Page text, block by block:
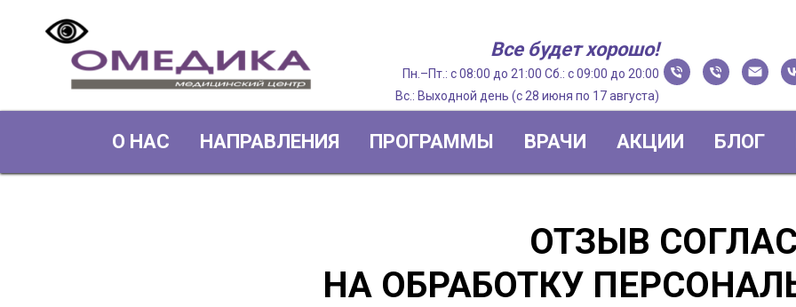
Все будет хорошо!
Пн.–Пт.: с 08:00 до 21:00 Сб.: с 09:00 до 20:00
Вс.: Выходной день (с 28 июня по 17 августа)
О НАС НАПРАВЛЕНИЯ ПРОГРАММЫ ВРАЧИ АКЦИИ БЛОГ
ОТЗЫВ
НА ОБРАБОТКУ